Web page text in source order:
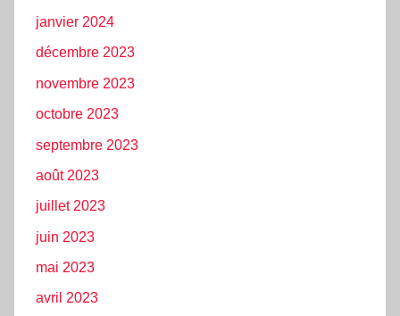
janvier 2024
décembre 2023
novembre 2023
octobre 2023
septembre 2023
août 2023
juillet 2023
juin 2023
mai 2023
avril 2023